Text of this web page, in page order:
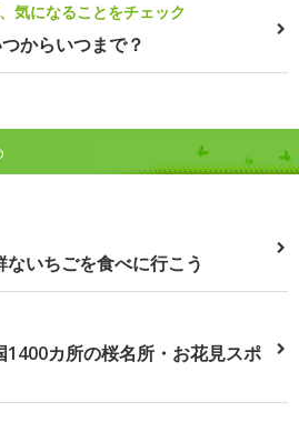
気になることをチェック
からいつまで？
いちごを食べに行こう
1400カ所の桜名所・お花見スポ